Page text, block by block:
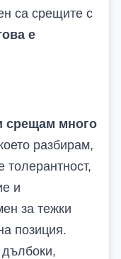
са срещите с
е
срещам много
разбирам,
толерантност,
и
за тежки
позиция.